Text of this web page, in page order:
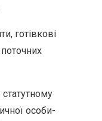
готівкові
особи-